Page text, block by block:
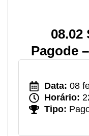
08.02
Pagode
Data: 08
Horário:
Tipo: